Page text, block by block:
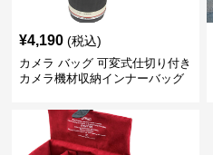
¥4,190 (税込)
カメラ バッグ 可変式仕切り付き
カメラ機材収納インナーバッグ